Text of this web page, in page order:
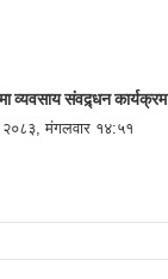
व्यवसाय संवद्र्धन कार्यक्रम
मंगलवार १४:५१